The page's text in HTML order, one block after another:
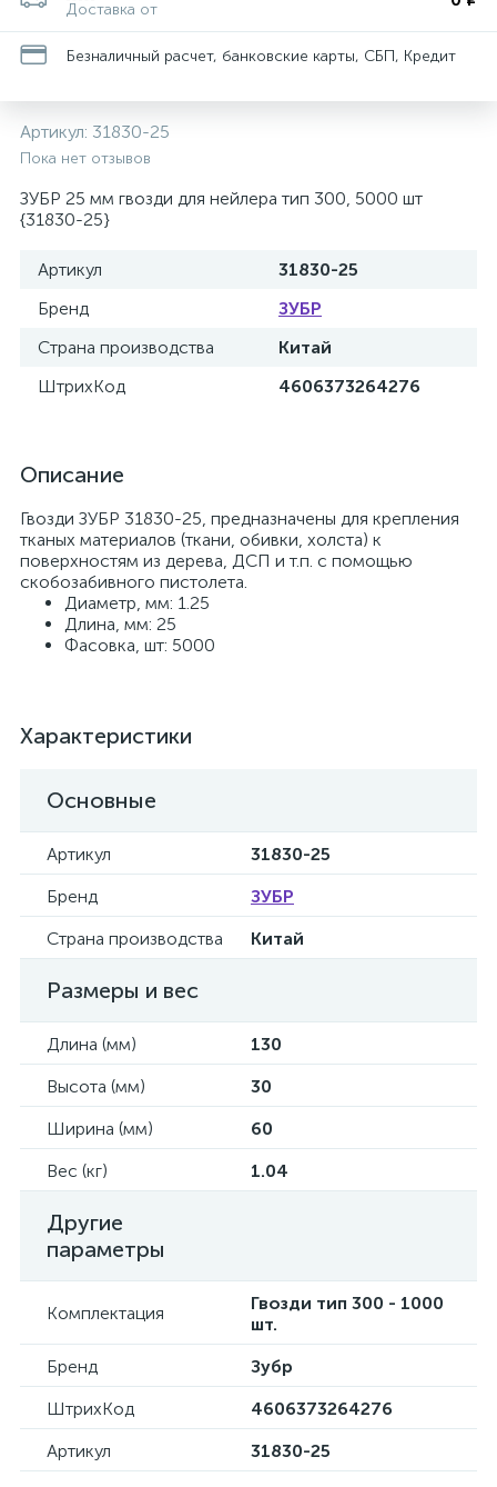
Доставка от
Безналичный расчет, банковские карты, СБП, Кредит
Артикул: 31830-25
Пока нет отзывов
ЗУБР 25 мм гвозди для нейлера тип 300, 5000 шт
{31830-25}
Артикул
31830-25
Бренд
ЗУБР
Страна производства
Китай
ШтрихКод
4606373264276
Описание
Гвозди ЗУБР 31830-25, предназначены для крепления
тканых материалов (ткани, обивки, холста) к
поверхностям из дерева, ДСП и т.п. с помощью
скобозабивного пистолета.
Диаметр, мм: 1.25
Длина, мм: 25
Фасовка, шт: 5000
Характеристики
Основные
Артикул
31830-25
Бренд
ЗУБР
Страна производства
Китай
Размеры и вес
Длина (мм)
130
Высота (мм)
30
Ширина (мм)
60
Вес (кг)
1.04
Другие
параметры
Комплектация
Гвозди тип 300 - 1000
шт.
Бренд
Зубр
ШтрихКод
4606373264276
Артикул
31830-25